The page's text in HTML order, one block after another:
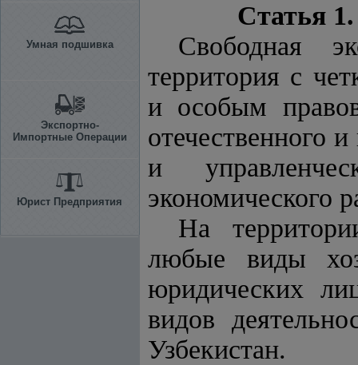
Умная подшивка
Экспортно-
Импортные Операции
Юрист Предприятия
Статья
Свободная
территория с
и особым
отечественного
и
экономического
На
любые виды
юридических
видов
Узбекистан.